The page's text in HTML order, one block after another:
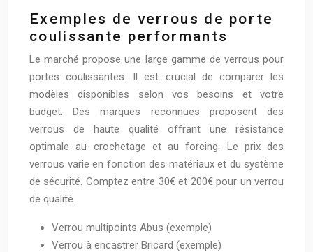
Exemples de verrous de porte
coulissante performants
Le marché propose une large gamme de verrous pour
portes coulissantes. Il est crucial de comparer les
modèles disponibles selon vos besoins et votre
budget. Des marques reconnues proposent des
verrous de haute qualité offrant une résistance
optimale au crochetage et au forcing. Le prix des
verrous varie en fonction des matériaux et du système
de sécurité. Comptez entre 30€ et 200€ pour un verrou
de qualité.
Verrou multipoints Abus (exemple)
Verrou à encastrer Bricard (exemple)